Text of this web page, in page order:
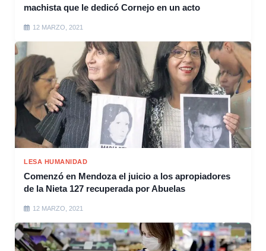
machista que le dedicó Cornejo en un acto
12 MARZO, 2021
LESA HUMANIDAD
Comenzó en Mendoza el juicio a los apropiadores
de la Nieta 127 recuperada por Abuelas
12 MARZO, 2021